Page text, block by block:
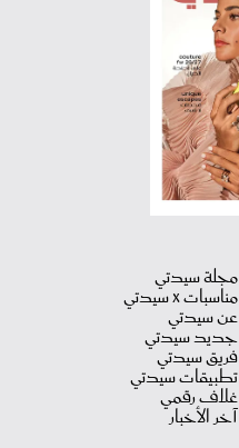
مجلة سيدتي
مناسبات X سيدتي
عن سيدتي
جديد سيدتي
فريق سيدتي
تطبيقات سيدتي
غلاف رقمي
آخر الأخبار